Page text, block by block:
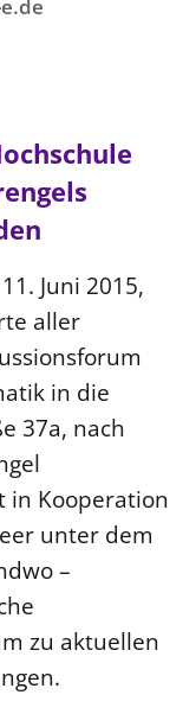
Juni 2015,
aller
in die
37a, nach
in Kooperation
unter dem
–
zu aktuellen